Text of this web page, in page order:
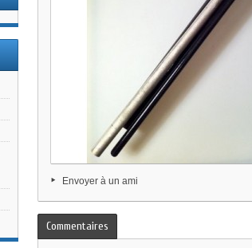
Envoyer à un ami
Commentaires